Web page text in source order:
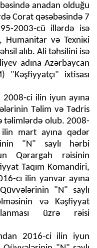
anadan olduğu
Corat qəsəbəsində 7
2003-cü illərdə isə
Humanitar və Texniкi
alıb. Ali təhsilini isə
adına Azərbaycan
ixtisası
ci ilin iyun ayına
Təlim və Tədris
təlimlərdə olub. 2008-
mart ayına qədər
"N" saylı hərbi
Qərargah rəisinin
Taqım Komandiri,
cı ilin yanvar ayına
"N" saylı
və Kəşfiyyat
üzrə rəisi
2016-ci ilin iyun